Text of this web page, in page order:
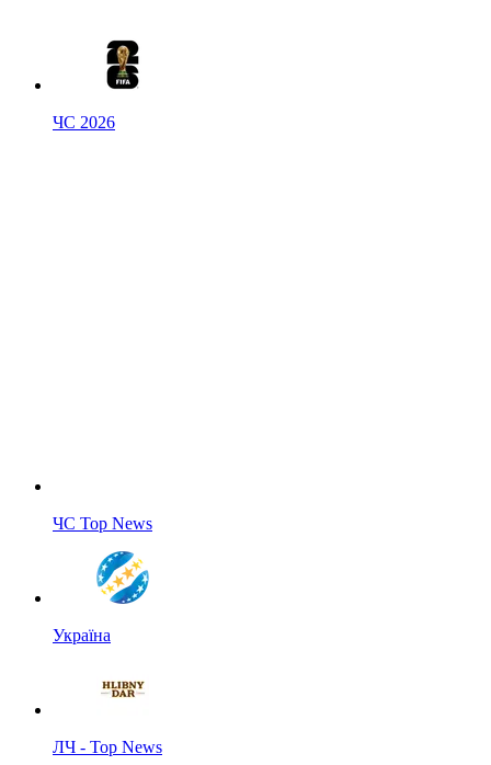
ЧС 2026
ЧС Top News
Україна
ЛЧ - Top News